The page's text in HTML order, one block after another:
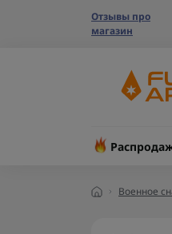
Отзывы про
магазин
Военное